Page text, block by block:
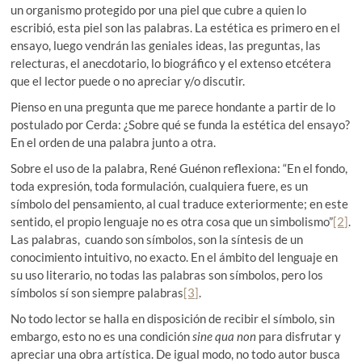
un organismo protegido por una piel que cubre a quien lo
escribió, esta piel son las palabras. La estética es primero en el
ensayo, luego vendrán las geniales ideas, las preguntas, las
relecturas, el anecdotario, lo biográfico y el extenso etcétera
que el lector puede o no apreciar y/o discutir.
Pienso en una pregunta que me parece hondante a partir de lo
postulado por Cerda: ¿Sobre qué se funda la estética del ensayo?
En el orden de una palabra junto a otra.
Sobre el uso de la palabra, René Guénon reflexiona: “En el fondo,
toda expresión, toda formulación, cualquiera fuere, es un
símbolo del pensamiento, al cual traduce exteriormente; en este
sentido, el propio lenguaje no es otra cosa que un simbolismo”[2].
Las palabras, cuando son símbolos, son la síntesis de un
conocimiento intuitivo, no exacto. En el ámbito del lenguaje en
su uso literario, no todas las palabras son símbolos, pero los
símbolos sí son siempre palabras[3].
No todo lector se halla en disposición de recibir el símbolo, sin
embargo, esto no es una condiciónsine qua non para disfrutar y
apreciar una obra artística. De igual modo, no todo autor busca